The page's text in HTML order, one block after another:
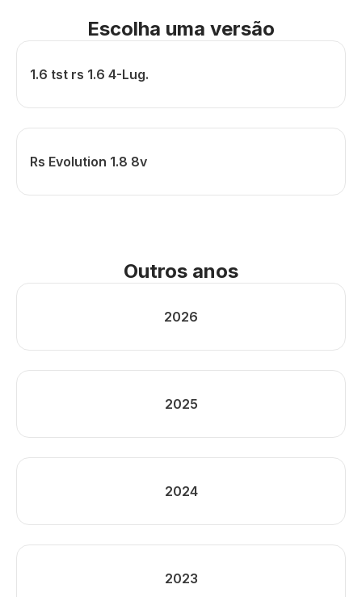
Escolha uma versão
1.6 tst rs 1.6 4-Lug.
Rs Evolution 1.8 8v
Outros anos
2026
2025
2024
2023